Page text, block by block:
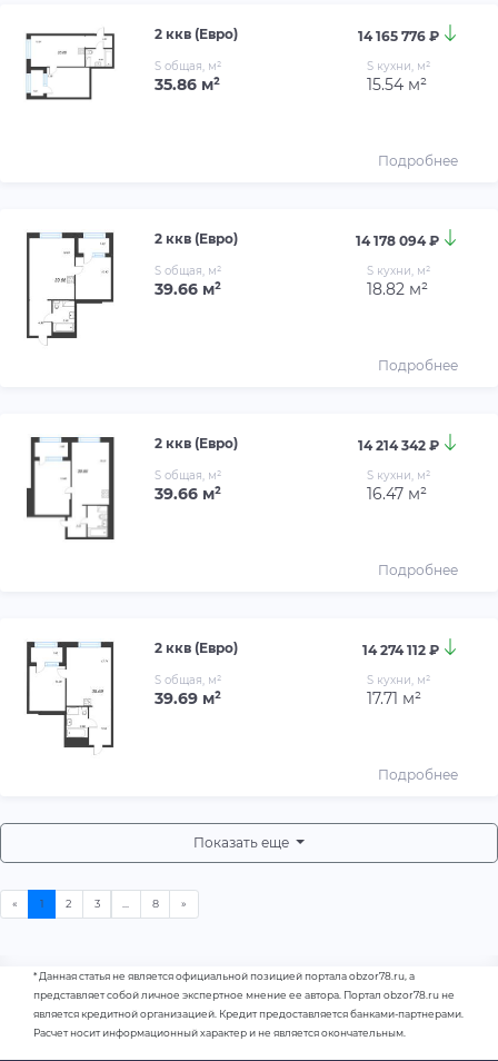
2 ккв (Евро) 14 165 776 ₽
S общая, м²
35.86 м²
S кухни, м²
15.54 м²
Подробнее
2 ккв (Евро) 14 178 094 ₽
S общая, м²
39.66 м²
S кухни, м²
18.82 м²
Подробнее
2 ккв (Евро) 14 214 342 ₽
S общая, м²
39.66 м²
S кухни, м²
16.47 м²
Подробнее
2 ккв (Евро) 14 274 112 ₽
S общая, м²
39.69 м²
S кухни, м²
17.71 м²
Подробнее
Показать еще
* Данная статья не является официальной позицией портала obzor78.ru, а
представляет собой личное экспертное мнение ее автора. Портал obzor78.ru не
является кредитной организацией. Кредит предоставляется банками-партнерами.
Расчет носит информационный характер и не является окончательным.